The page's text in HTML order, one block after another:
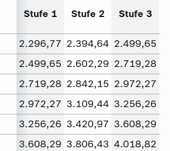
Stufe 1 Stufe 2 Stufe 3
2.296,77 2.394,64 2.499,65
2.499,65 2.602,29 2.719,28
2.719,28 2.842,15 2.972,27
2.972,27 3.109,44 3.256,26
3.256,26 3.420,97 3.608,29
3.608,29 3.806,43 4.018,82